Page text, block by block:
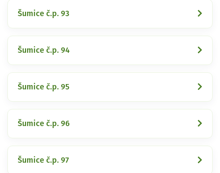
Šumice č.p. 93
Šumice č.p. 94
Šumice č.p. 95
Šumice č.p. 96
Šumice č.p. 97